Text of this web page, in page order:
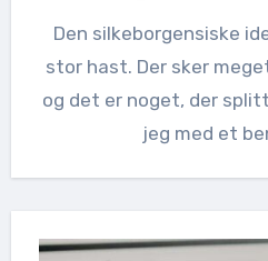
Den silkeborgensiske
stor hast. Der sker
og det er noget, der
jeg med et